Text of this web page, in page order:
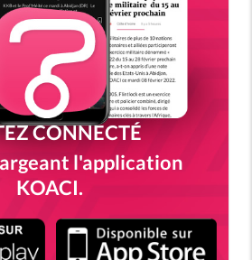
CONNECTÉ
l'application
KOACI.